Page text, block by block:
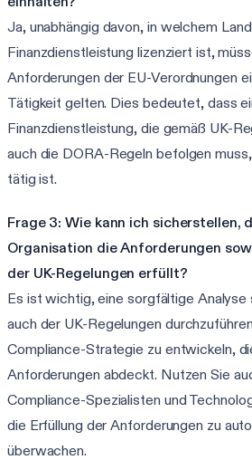
Ja, unabhängig davon, in welchem
Finanzdienstleistung lizenziert ist,
Anforderungen der EU-Verordnungen
Tätigkeit gelten. Dies bedeutet, dass
Finanzdienstleistung, die gemäß UK-
auch die DORA-Regeln befolgen
tätig ist.
Frage 3: Wie kann ich sicherstellen,
Organisation die Anforderungen
der UK-Regelungen erfüllt?
Es ist wichtig, eine sorgfältige Analyse
auch der UK-Regelungen
Compliance-Strategie zu entwickeln,
Anforderungen abdeckt. Nutzen Sie
Compliance-Spezialisten und
die Erfüllung der Anforderungen zu
überwachen.